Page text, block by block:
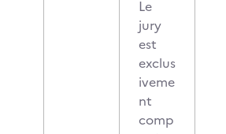
Le
jury
est
exclus
iveme
nt
comp